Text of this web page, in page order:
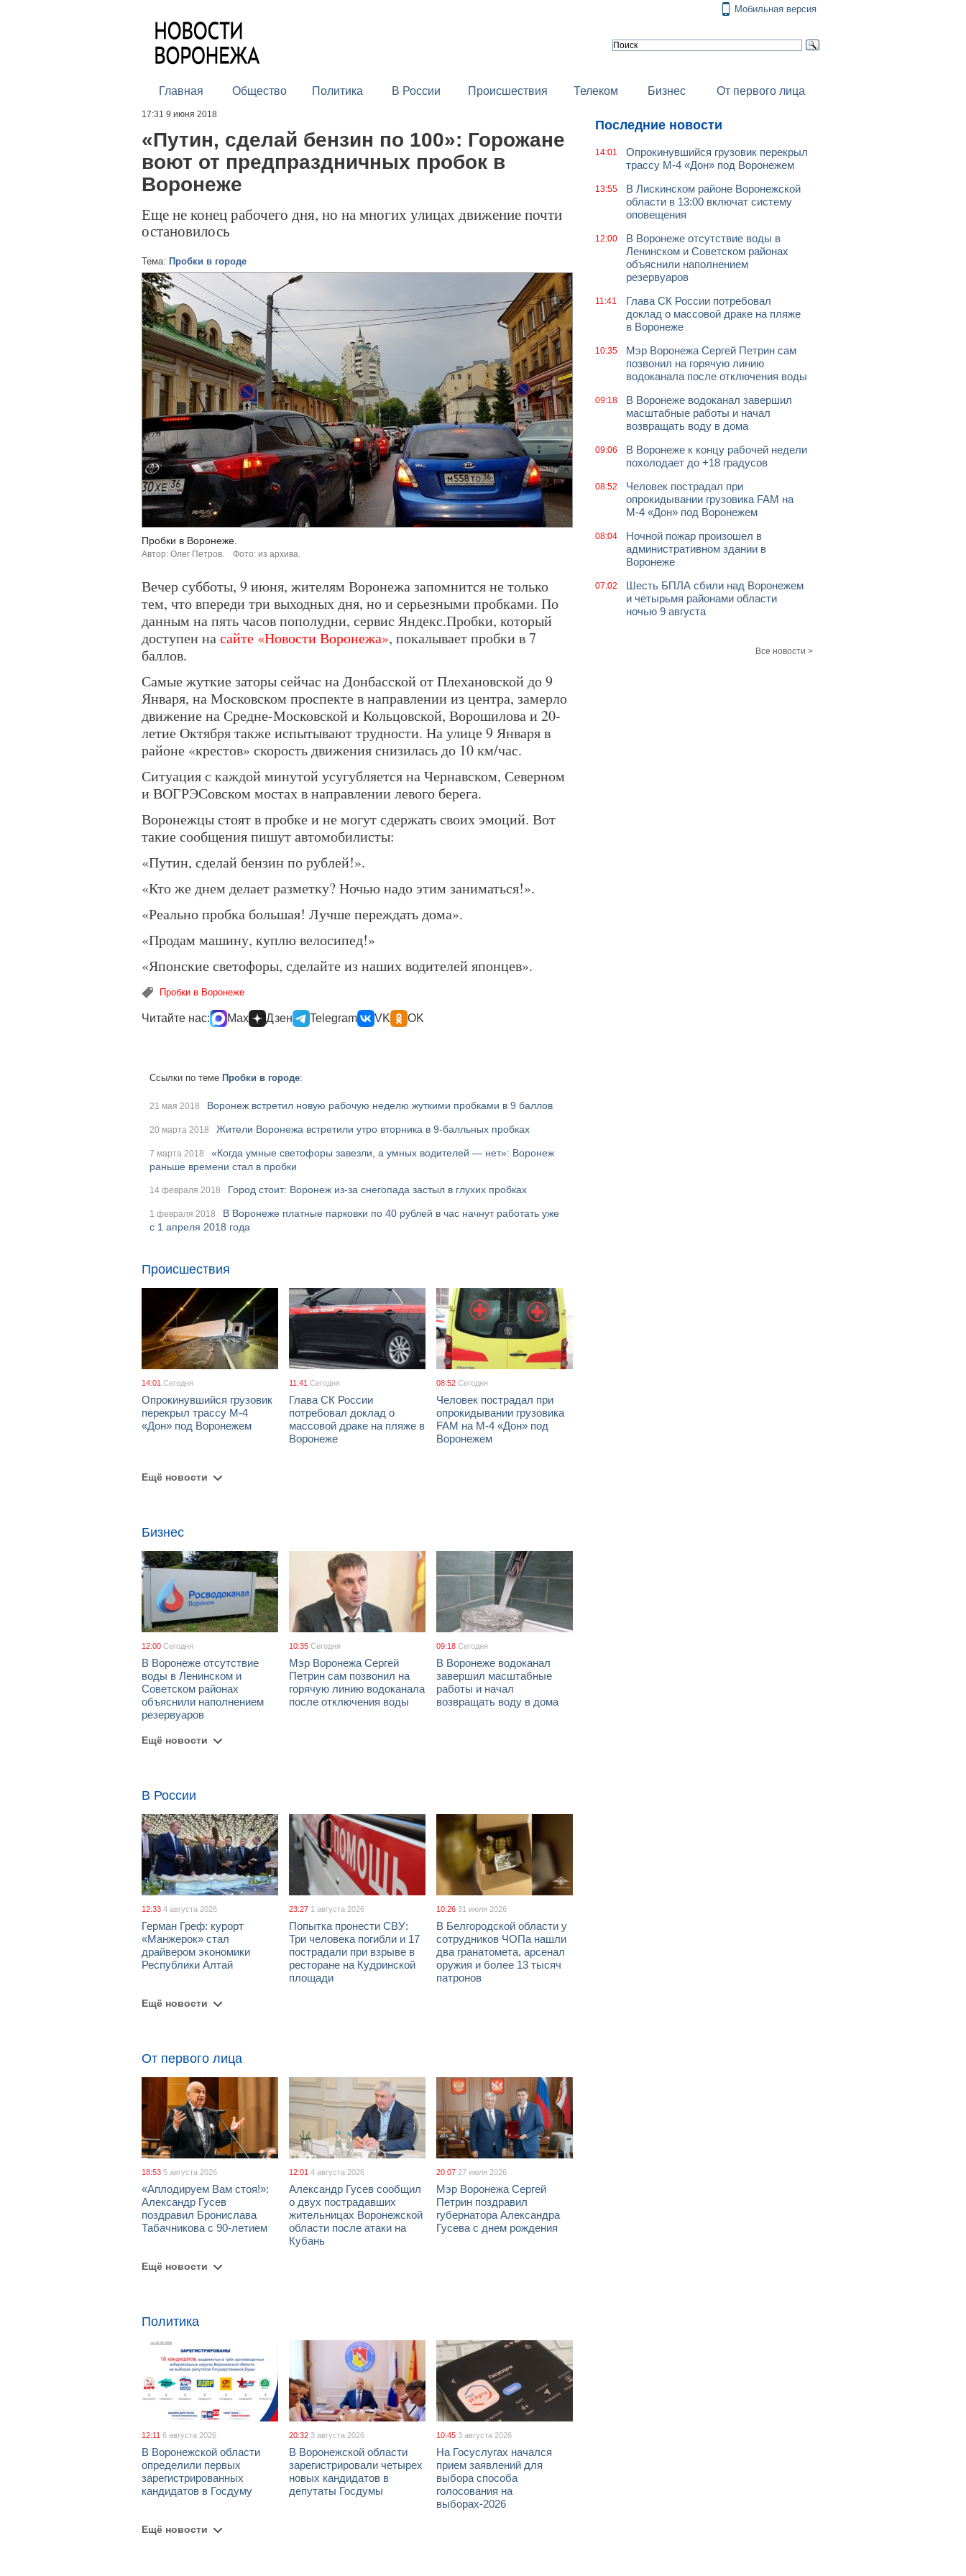
Мобильная версия
Главная Общество Политика В России Происшествия Телеком Бизнес От первого лица
17:31 9 июня 2018
«Путин, сделай бензин по 100»: Горожане
воют от предпраздничных пробок в
Воронеже
Еще не конец рабочего дня, но на многих улицах движение почти
остановилось
Тема: Пробки в городе
Пробки в Воронеже.
Автор: Олег Петров. Фото: из архива.
Вечер субботы, 9 июня, жителям Воронежа запомнится не только
тем, что впереди три выходных дня, но и серьезными пробками. По
данным на пять часов пополудни, сервис Яндекс.Пробки, который
доступен насайте «Новости Воронежа», покалывает пробки в 7
баллов.
Самые жуткие заторы сейчас на Донбасской от Плехановской до 9
Января, на Московском проспекте в направлении из центра, замерло
движение на Средне-Московской и Кольцовской, Ворошилова и 20-
летие Октября также испытывают трудности. На улице 9 Января в
районе «крестов» скорость движения снизилась до 10 км/час.
Ситуация с каждой минутой усугубляется на Чернавском, Северном
и ВОГРЭСовском мостах в направлении левого берега.
Воронежцы стоят в пробке и не могут сдержать своих эмоций. Вот
такие сообщения пишут автомобилисты:
«Путин, сделай бензин по рублей!».
«Кто же днем делает разметку? Ночью надо этим заниматься!».
«Реально пробка большая! Лучше переждать дома».
«Продам машину, куплю велосипед!»
«Японские светофоры, сделайте из наших водителей японцев».
Пробки в Воронеже
Читайте нас: Max Дзен Telegram VK OK
Ссылки по теме Пробки в городе:
21 мая 2018 Воронеж встретил новую рабочую неделю жуткими пробками в 9 баллов
20 марта 2018 Жители Воронежа встретили утро вторника в 9-балльных пробках
7 марта 2018
«Когда умные светофоры завезли, а умных водителей — нет»: Воронеж
раньше времени стал в пробки
14 февраля 2018 Город стоит: Воронеж из-за снегопада застыл в глухих пробках
1 февраля 2018
В Воронеже платные парковки по 40 рублей в час начнут работать уже
с 1 апреля 2018 года
Происшествия
14:01 Сегодня
Опрокинувшийся грузовик
перекрыл трассу М-4
«Дон» под Воронежем
11:41 Сегодня
Глава СК России
потребовал доклад о
массовой драке на пляже в
Воронеже
08:52 Сегодня
Человек пострадал при
опрокидывании грузовика
FAM на М-4 «Дон» под
Воронежем
Ещё новости
Бизнес
12:00 Сегодня
В Воронеже отсутствие
воды в Ленинском и
Советском районах
объяснили наполнением
резервуаров
10:35 Сегодня
Мэр Воронежа Сергей
Петрин сам позвонил на
горячую линию водоканала
после отключения воды
09:18 Сегодня
В Воронеже водоканал
завершил масштабные
работы и начал
возвращать воду в дома
Ещё новости
В России
12:33 4 августа 2026
Герман Греф: курорт
«Манжерок» стал
драйвером экономики
Республики Алтай
23:27 1 августа 2026
Попытка пронести СВУ:
Три человека погибли и 17
пострадали при взрыве в
ресторане на Кудринской
площади
10:26 31 июля 2026
В Белгородской области у
сотрудников ЧОПа нашли
два гранатомета, арсенал
оружия и более 13 тысяч
патронов
Ещё новости
От первого лица
18:53 5 августа 2026
«Аплодируем Вам стоя!»:
Александр Гусев
поздравил Бронислава
Табачникова с 90-летием
12:01 4 августа 2026
Александр Гусев сообщил
о двух пострадавших
жительницах Воронежской
области после атаки на
Кубань
20:07 27 июля 2026
Мэр Воронежа Сергей
Петрин поздравил
губернатора Александра
Гусева с днем рождения
Ещё новости
Политика
12:11 6 августа 2026
В Воронежской области
определили первых
зарегистрированных
кандидатов в Госдуму
20:32 3 августа 2026
В Воронежской области
зарегистрировали четырех
новых кандидатов в
депутаты Госдумы
10:45 3 августа 2026
На Госуслугах начался
прием заявлений для
выбора способа
голосования на
выборах-2026
Ещё новости
Последние новости
14:01
Опрокинувшийся грузовик перекрыл
трассу М-4 «Дон» под Воронежем
13:55
В Лискинском районе Воронежской
области в 13:00 включат систему
оповещения
12:00
В Воронеже отсутствие воды в
Ленинском и Советском районах
объяснили наполнением
резервуаров
11:41
Глава СК России потребовал
доклад о массовой драке на пляже
в Воронеже
10:35
Мэр Воронежа Сергей Петрин сам
позвонил на горячую линию
водоканала после отключения воды
09:18
В Воронеже водоканал завершил
масштабные работы и начал
возвращать воду в дома
09:06
В Воронеже к концу рабочей недели
похолодает до +18 градусов
08:52
Человек пострадал при
опрокидывании грузовика FAM на
М-4 «Дон» под Воронежем
08:04
Ночной пожар произошел в
административном здании в
Воронеже
07:02
Шесть БПЛА сбили над Воронежем
и четырьмя районами области
ночью 9 августа
Все новости >